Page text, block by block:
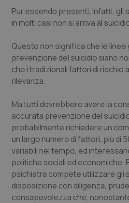
Psoriasi & pelle
Quotidiano Cardiologia
Quotidiano Chirurgia
Quotidiano Pediatria
Rene & patologie
Salute orale & impianti
Sangue & coagulazione
Pur essendo presenti, infatti, gli
in molti casi non si arriva al
Questo non significa che le linee
prevenzione del suicidio siano
che i tradizionali fattori di rischio
rilevanza.
Ma tutti dovrebbero avere la
accurata prevenzione del
probabilmente richiedere un
un largo numero di fattori, più di
variabili nel tempo, ed
politiche sociali ed economiche.
psichiatra compete utilizzare gli
disposizione con diligenza,
consapevolezza che,